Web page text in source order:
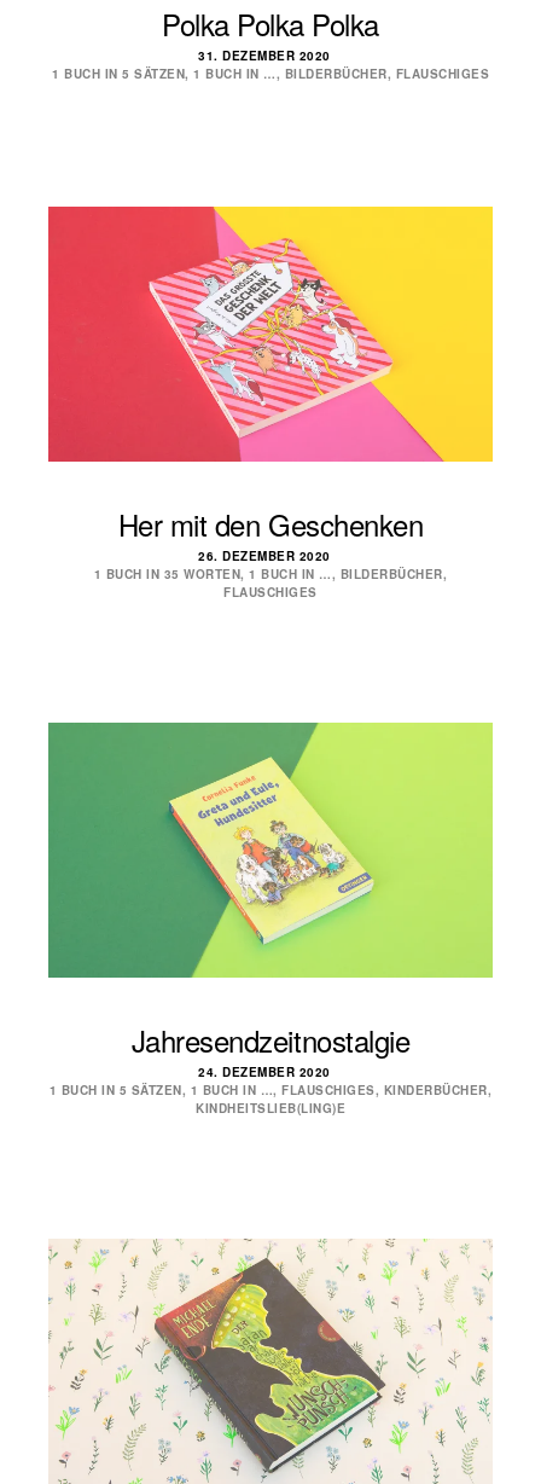
Polka Polka Polka
31. DEZEMBER 2020
1 BUCH IN 5 SÄTZEN, 1 BUCH IN …, BILDERBÜCHER, FLAUSCHIGES
Her mit den Geschenken
26. DEZEMBER 2020
1 BUCH IN 35 WORTEN,1 BUCH IN …, BILDERBÜCHER,
FLAUSCHIGES
Jahresendzeitnostalgie
24. DEZEMBER 2020
1 BUCH IN 5 SÄTZEN, 1 BUCH IN …,FLAUSCHIGES, KINDERBÜCHER,
KINDHEITSLIEB(LING)E